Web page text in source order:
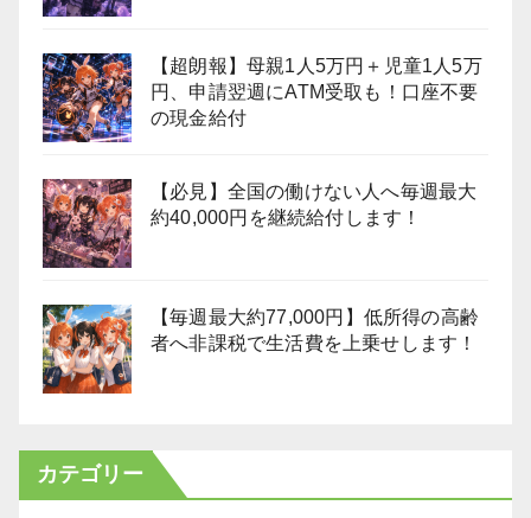
【超朗報】母親1人5万円＋児童1人5万
円、申請翌週にATM受取も！口座不要
の現金給付
【必見】全国の働けない人へ毎週最大
約40,000円を継続給付します！
【毎週最大約77,000円】低所得の高齢
者へ非課税で生活費を上乗せします！
カテゴリー